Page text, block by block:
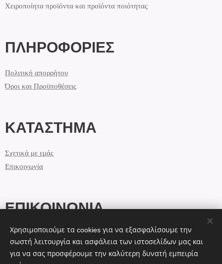
Χειροποίητα προϊόντα και προϊόντα ποιότητας
ΠΛΗΡΟΦΟΡΙΕΣ
Πολιτική απορρήτου
Όροι και Προϋποθέσεις
ΚΑΤΑΣΤΗΜΑ
Σχετικά με εμάς
Επικοινωνία
ΕΠΙΚΟΙΝΩΝΙΑ
info@lolashandmade.gr
+30 69 44 7 12 2 13
Χρησιμοποιούμε τα cookies για να εξασφαλίσουμε την
σωστή λειτουργία και ασφάλεια των ιστοσελίδων μας και
για να σας προσφέρουμε την καλύτερη δυνατή εμπειρία